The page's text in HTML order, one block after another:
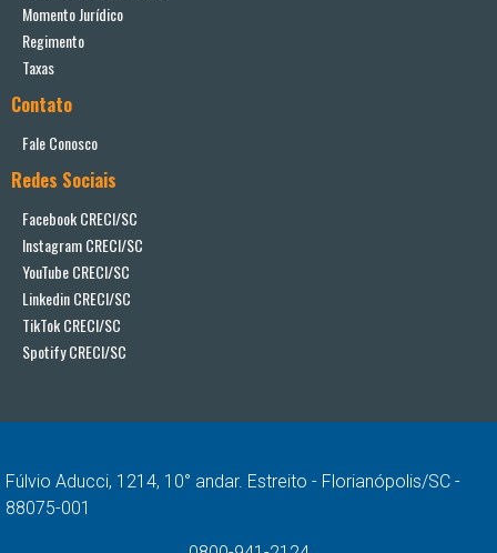
Momento Jurídico
Regimento
Taxas
Contato
Fale Conosco
Redes Sociais
Facebook CRECI/SC
Instagram CRECI/SC
YouTube CRECI/SC
Linkedin CRECI/SC
TikTok CRECI/SC
Spotify CRECI/SC
Fúlvio Aducci, 1214, 10° andar. Estreito - Florianópolis/SC -
88075-001